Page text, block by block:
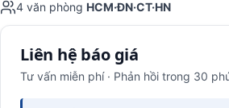
4 văn phòng HCM·ĐN·CT·HN
Liên hệ báo giá
Tư vấn miễn phí · Phản hồi trong 30